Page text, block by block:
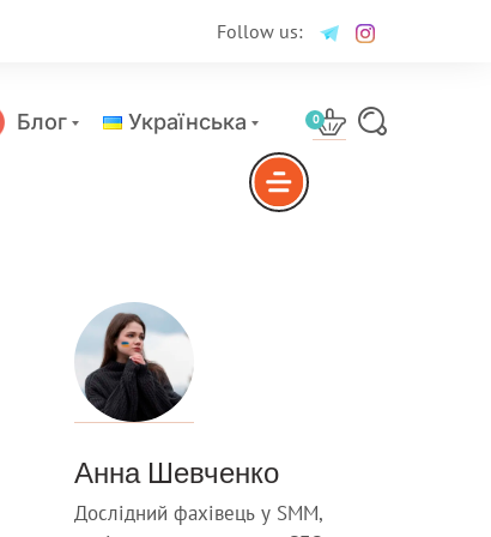
Follow us:
Блог Українська 0
Анна Шевченко
Дослідний фахівець у SMM,